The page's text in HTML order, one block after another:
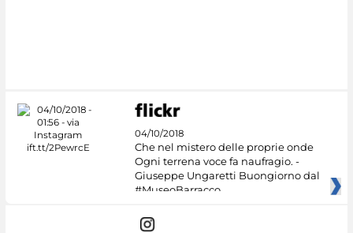
04/10/2018
Che nel mistero delle proprie onde
Ogni terrena voce fa naufragio. -
Giuseppe Ungaretti Buongiorno dal
#MuseoBarracco